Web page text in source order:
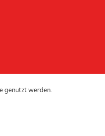
genutzt werden.